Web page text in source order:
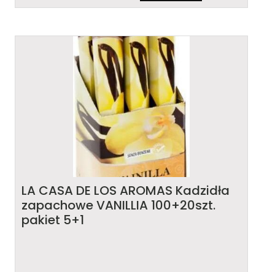
LA CASA DE LOS AROMAS Kadzidła
zapachowe VANILLIA 100+20szt.
pakiet 5+1